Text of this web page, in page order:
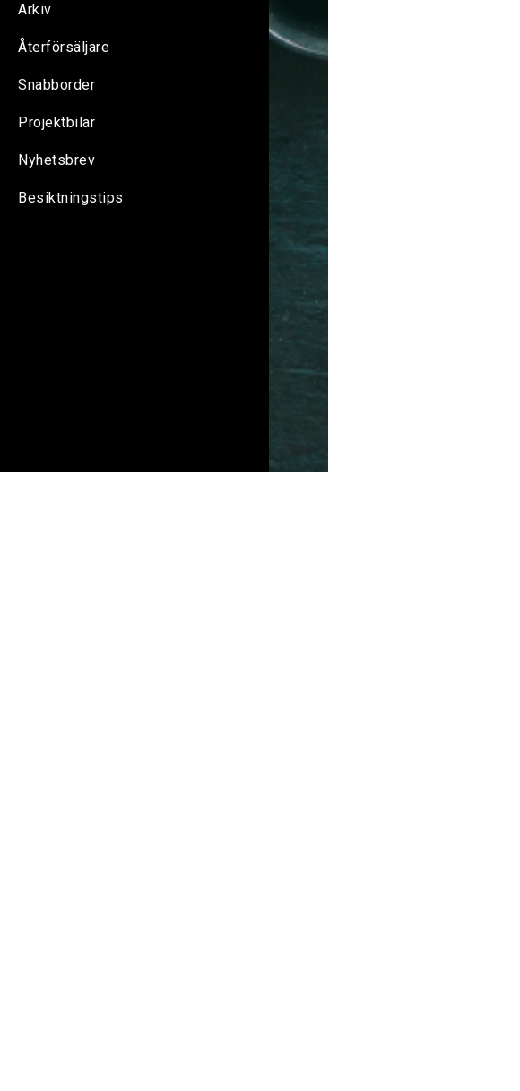
Arkiv
Återförsäljare
Snabborder
Projektbilar
Nyhetsbrev
Besiktningstips